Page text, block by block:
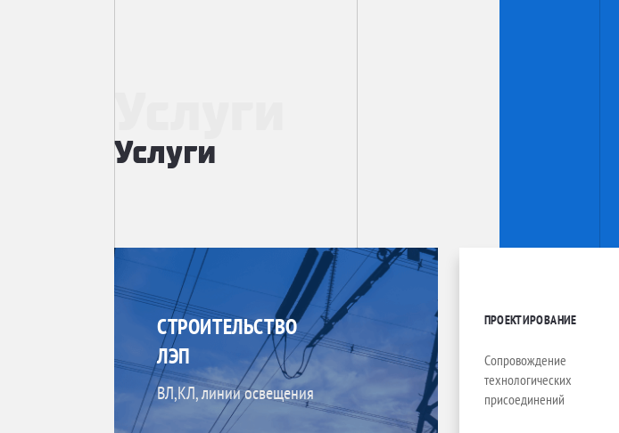
Услуги
СТРОИТЕЛЬСТВО
ЛЭП
ВЛ,КЛ, линии освещения
ПРОЕКТИРОВАНИЕ
Сопровождение
технологических
присоединений